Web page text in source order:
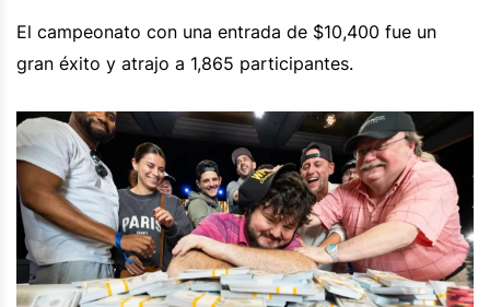
El campeonato con una entrada de $10,400 fue un
gran éxito y atrajo a 1,865 participantes.